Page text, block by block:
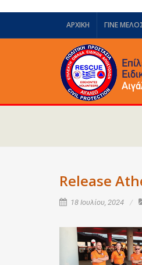
ΑΡΧΙΚΗ ΓΙΝΕ
Release
18 Ιουλίου, 2024